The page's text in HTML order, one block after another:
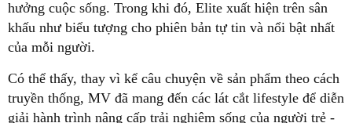
hưởng cuộc sống. Trong khi đó, Elite xuất hiện trên sân
khấu như biểu tượng cho phiên bản tự tin và nổi bật nhất
của mỗi người.
Có thể thấy, thay vì kể câu chuyện về sản phẩm theo cách
truyền thống, MV đã mang đến các lát cắt lifestyle để diễn
giải hành trình nâng cấp trải nghiệm sống của người trẻ -